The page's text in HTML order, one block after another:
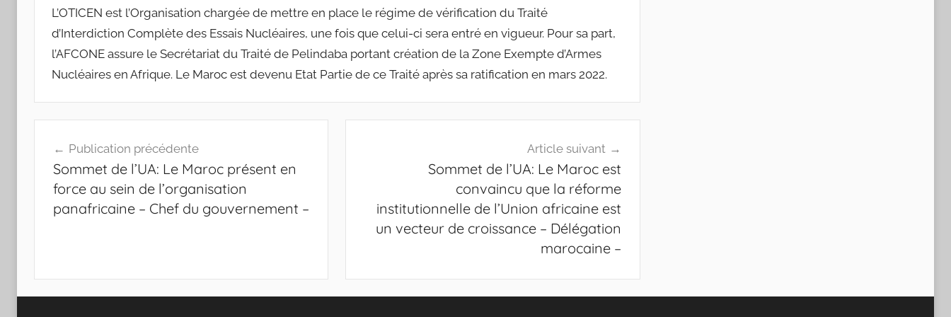
L’OTICEN est l’Organisation chargée de mettre en place le régime de vérification du Traité
d’Interdiction Complète des Essais Nucléaires, une fois que celui-ci sera entré en vigueur. Pour sa part,
l’AFCONE assure le Secrétariat du Traité de Pelindaba portant création de la Zone Exempte d’Armes
Nucléaires en Afrique. Le Maroc est devenu Etat Partie de ce Traité après sa ratification en mars 2022.
de
l’article
Publication précédente
Sommet de l’UA: Le Maroc présent en
force au sein de l’organisation
panafricaine – Chef du gouvernement –
Article suivant
Sommet de l’UA: Le Maroc est
convaincu que la réforme
institutionnelle de l’Union africaine est
un vecteur de croissance – Délégation
marocaine –